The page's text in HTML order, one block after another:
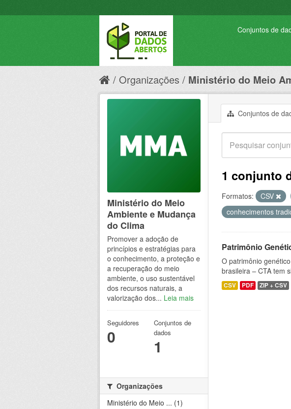
Conjuntos de
Organizações Ministério do Meio
Conjuntos de
1 conjunto
Formatos: CSV
conhecimentos
Patrimônio
O patrimônio
brasileira – CTA tem
CSV PDF ZIP + CSV
Ministério do Meio
Ambiente e Mudança
do Clima
Promover a adoção de
princípios e estratégias para
o conhecimento, a proteção e
a recuperação do meio
ambiente, o uso sustentável
dos recursos naturais, a
valorização dos... Leia mais
Seguidores
0
Conjuntos de
dados
1
Organizações
Ministério do Meio ... (1)